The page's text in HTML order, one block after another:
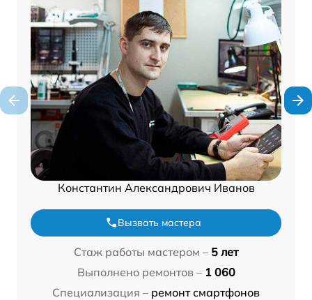
Константин Александрович Иванов
Вызвать мастера
Стаж работы мастером – 5 лет
Выполнено ремонтов – 1 060
Специализация – ремонт смартфонов